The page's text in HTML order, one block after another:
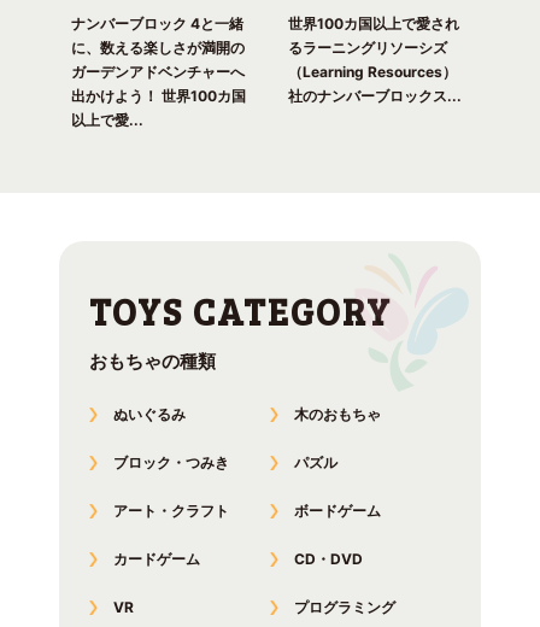
ナンバーブロック 4と一緒
に、数える楽しさが満開の
ガーデンアドベンチャーへ
出かけよう！ 世界100カ国
以上で愛...
世界100カ国以上で愛され
るラーニングリソーシズ
（Learning Resources）
社のナンバーブロックス...
おもちゃの種類
ぬいぐるみ 木のおもちゃ
ブロック・つみき パズル
アート・クラフト ボードゲーム
カードゲーム CD・DVD
VR プログラミング